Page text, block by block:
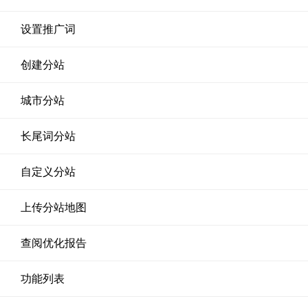
设置推广词
创建分站
城市分站
长尾词分站
自定义分站
上传分站地图
查阅优化报告
功能列表